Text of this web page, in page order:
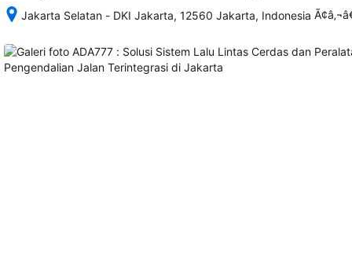
Jakarta Selatan - DKI Jakarta, 12560 Jakarta, Indonesia
memesan,
semua
rincian